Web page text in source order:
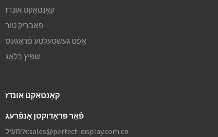
קאָנטאַקט אונדז
פאַבריק טור
אָפֿט געשטעלטע פֿראַגעס
שפּיץ בלאָג
קאָנטאַקט אונדז
פֿאַר פּראָדוקטן אָנפֿרעג
אימעיל:sales@perfect-display.com.cn